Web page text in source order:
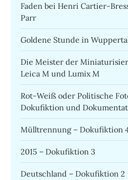
Faden bei Henri Cartier-
Parr
Goldene Stunde in
Die Meister der
Leica M und Lumix M
Rot-Weiß oder Politische
Dokufiktion und
Mülltrennung – Dokufiktion
2015 – Dokufiktion 3
Deutschland – Dokufiktion 2